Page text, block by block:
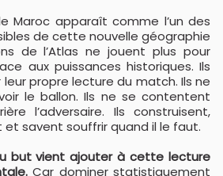
Maroc apparaît comme l’un des
de cette nouvelle géographie
de l’Atlas ne jouent plus pour
aux puissances historiques. Ils
propre lecture du match. Ils ne
le ballon. Ils ne se contentent
l’adversaire. Ils construisent,
savent souffrir quand il le faut.
but vient ajouter à cette lecture
Car dominer statistiquement